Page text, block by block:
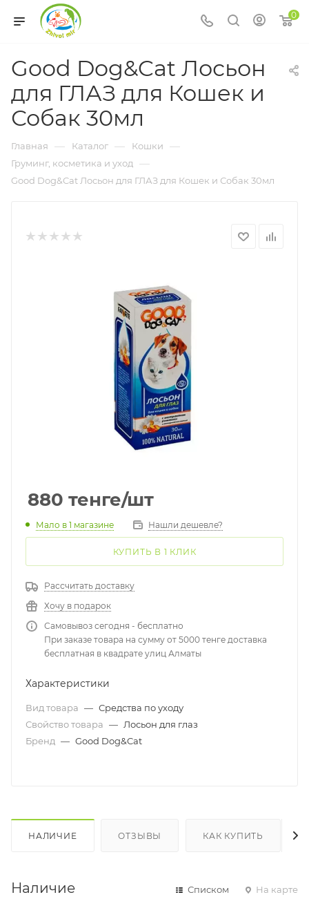
0
Good Dog&Cat Лосьон
для ГЛАЗ для Кошек и
Собак 30мл
Главная — Каталог — Кошки —
Груминг, косметика и уход —
Good Dog&Cat Лосьон для ГЛАЗ для Кошек и Собак 30мл
880 тенге/шт
Мало в 1 магазине Нашли дешевле?
КУПИТЬ В 1 КЛИК
Рассчитать доставку
Хочу в подарок
Самовывоз сегодня - бесплатно
При заказе товара на сумму от 5000 тенге доставка
бесплатная в квадрате улиц Алматы
Характеристики
Вид товара — Средства по уходу
Свойство товара — Лосьон для глаз
Бренд — Good Dog&Cat
НАЛИЧИЕ ОТЗЫВЫ КАК КУПИТЬ
Наличие Списком На карте